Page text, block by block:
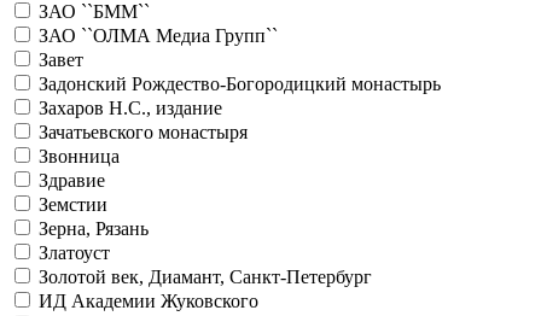
ЗАО ``БММ``
ЗАО ``ОЛМА Медиа Групп``
Завет
Задонский Рождество-Богородицкий монастырь
Захаров Н.С., издание
Зачатьевского монастыря
Звонница
Здравие
Земстии
Зерна, Рязань
Златоуст
Золотой век, Диамант, Санкт-Петербург
ИД Академии Жуковского